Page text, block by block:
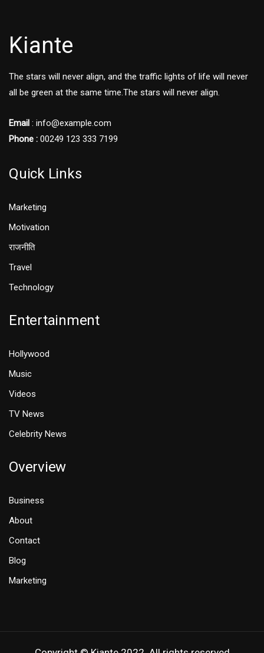
Kiante
The stars will never align, and the traffic lights of life will never
all be green at the same time.The stars will never align.
Email : info@example.com
Phone : 00249 123 333 7199
Quick Links
Marketing
Motivation
राजनीति
Travel
Technology
Entertainment
Hollywood
Music
Videos
TV News
Celebrity News
Overview
Business
About
Contact
Blog
Marketing